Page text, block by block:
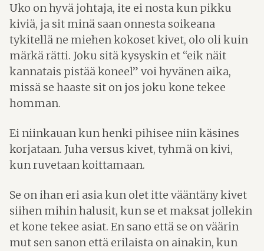
Uko on hyvä johtaja, ite ei nosta kun pikku
kiviä, ja sit minä saan onnesta soikeana
tykitellä ne miehen kokoset kivet, olo oli kuin
märkä rätti. Joku sitä kysyskin et “eik näit
kannatais pistää koneel” voi hyvänen aika,
missä se haaste sit on jos joku kone tekee
homman.
Ei niinkauan kun henki pihisee niin käsines
korjataan. Juha versus kivet, tyhmä on kivi,
kun ruvetaan koittamaan.
Se on ihan eri asia kun olet itte vääntäny kivet
siihen mihin halusit, kun se et maksat jollekin
et kone tekee asiat. En sano että se on väärin
mut sen sanon että erilaista on ainakin, kun